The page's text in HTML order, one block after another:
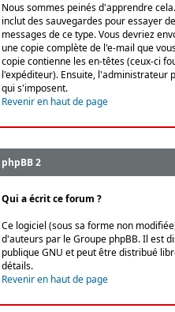
Nous sommes peinés d'apprendre
inclut des sauvegardes pour essayer
messages de ce type. Vous devriez
une copie complète de l'e-mail que
copie contienne les en-têtes (ceux-ci
l'expéditeur). Ensuite, l'administrateur
qui s'imposent.
Revenir en haut de page
phpBB 2
Qui a écrit ce forum ?
Ce logiciel (sous sa forme non
d'auteurs par leGroupe phpBB. Il est
publique GNU et peut être distribué
détails.
Revenir en haut de page